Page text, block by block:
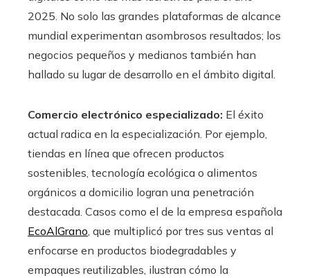
2025. No solo las grandes plataformas de alcance
mundial experimentan asombrosos resultados; los
negocios pequeños y medianos también han
hallado su lugar de desarrollo en el ámbito digital.
Comercio electrónico especializado: El éxito
actual radica en la especialización. Por ejemplo,
tiendas en línea que ofrecen productos
sostenibles, tecnología ecológica o alimentos
orgánicos a domicilio logran una penetración
destacada. Casos como el de la empresa española
EcoAlGrano, que multiplicó por tres sus ventas al
enfocarse en productos biodegradables y
empaques reutilizables, ilustran cómo la